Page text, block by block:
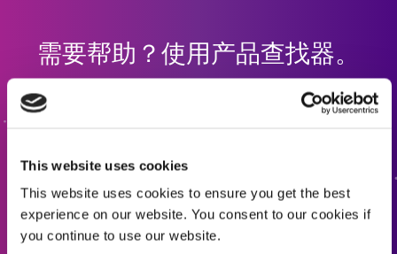
This website uses cookies
This website uses cookies to ensure you get the best
experience on our website. You consent to our cookies if
you continue to use our website.
需要帮助？使用产品查找器。
使用我们的配方产品查找器来帮助您找到合适的材料。有
兴趣了解更多信息或有疑问？请联系我们，我们期待您的
联系我们